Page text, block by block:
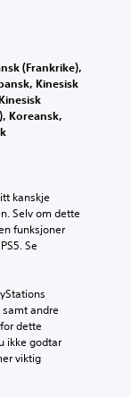
(Frankrike),
Kinesisk
Koreansk,
kanskje
Selv om dette
funksjoner
Se
andre
dette
ikke godtar
viktig